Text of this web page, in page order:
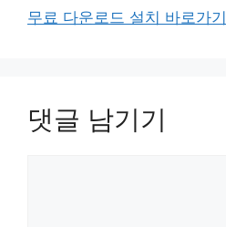
무료 다운로드 설치 바로가기
댓글 남기기